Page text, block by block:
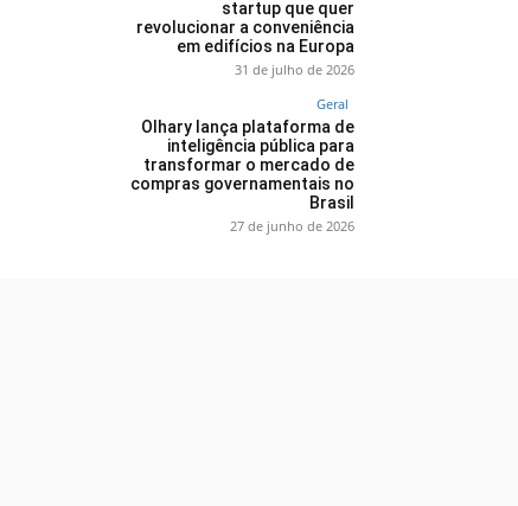
startup que quer
revolucionar a conveniência
em edifícios na Europa
31 de julho de 2026
Geral
Olhary lança plataforma de
inteligência pública para
transformar o mercado de
compras governamentais no
Brasil
27 de junho de 2026